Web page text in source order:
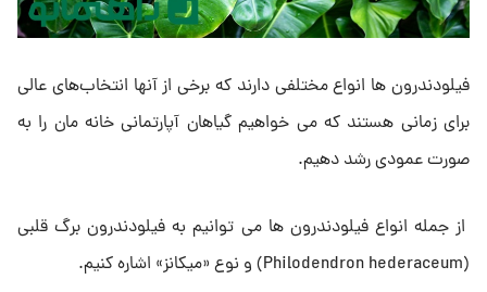
فیلودندرون ‌ها انواع مختلفی دارند که برخی از آنها انتخاب‌های عالی
برای زمانی هستند که می خواهیم گیاهان آپارتمانی خانه مان را به
صورت عمودی رشد دهیم.
از جمله انواع فیلودندرون ها می توانیم به فیلودندرون برگ قلبی
(Philodendron hederaceum) و نوع «میکانز» اشاره کنیم.